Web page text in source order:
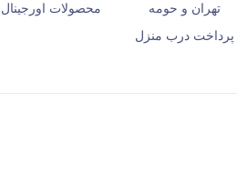
تهران و حومه
پرداخت درب منزل
محصولات اورجینال